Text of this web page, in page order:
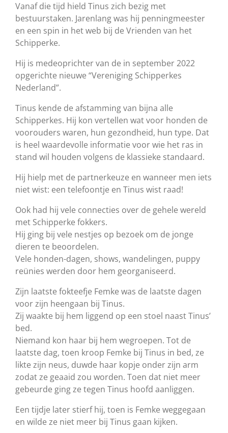
Vanaf die tijd hield Tinus zich bezig met
bestuurstaken. Jarenlang was hij penningmeester
en een spin in het web bij de Vrienden van het
Schipperke.
Hij is medeoprichter van de in september 2022
opgerichte nieuwe “Vereniging Schipperkes
Nederland”.
Tinus kende de afstamming van bijna alle
Schipperkes. Hij kon vertellen wat voor honden de
voorouders waren, hun gezondheid, hun type. Dat
is heel waardevolle informatie voor wie het ras in
stand wil houden volgens de klassieke standaard.
Hij hielp met de partnerkeuze en wanneer men iets
niet wist: een telefoontje en Tinus wist raad!
Ook had hij vele connecties over de gehele wereld
met Schipperke fokkers.
Hij ging bij vele nestjes op bezoek om de jonge
dieren te beoordelen.
Vele honden-dagen, shows, wandelingen, puppy
reünies werden door hem georganiseerd.
Zijn laatste fokteefje Femke was de laatste dagen
voorzijn heengaan bij Tinus.
Zij waakte bij hem liggend op een stoel naast Tinus’
bed.
Niemand kon haar bij hem wegroepen. Tot de
laatste dag, toen kroop Femke bij Tinus in bed, ze
likte zijn neus, duwde haar kopje onder zijn arm
zodat ze geaaid zou worden. Toen dat niet meer
gebeurde ging ze tegen Tinus hoofd aanliggen.
Een tijdje later stierf hij, toen is Femke weggegaan
en wilde ze niet meer bij Tinus gaan kijken.